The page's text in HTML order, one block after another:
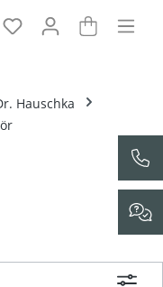
Hauschka